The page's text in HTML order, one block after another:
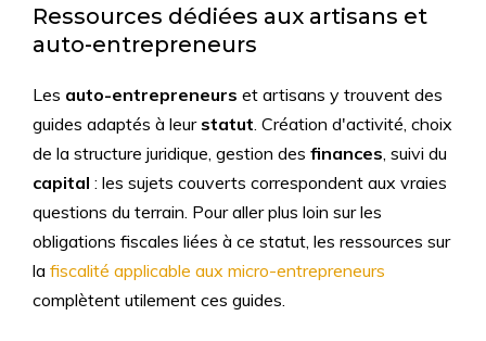
Ressources dédiées aux artisans et
auto-entrepreneurs
Les auto-entrepreneurs et artisans y trouvent des
guides adaptés à leur statut. Création d'activité, choix
de la structure juridique, gestion des finances, suivi du
capital : les sujets couverts correspondent aux vraies
questions du terrain. Pour aller plus loin sur les
obligations fiscales liées à ce statut, les ressources sur
la fiscalité applicable aux micro-entrepreneurs
complètent utilement ces guides.